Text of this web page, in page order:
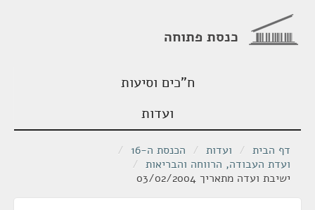
כנסת פתוחה
ח"כים וסיעות
ועדות
דף הבית / ועדות / הכנסת ה-16
/
ועדת העבודה, הרווחה והבריאות /
ישיבת ועדה מתאריך 03/02/2004